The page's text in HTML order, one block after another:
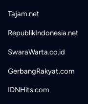
Tajam.net
RepublikIndonesia.net
SwaraWarta.co.id
GerbangRakyat.com
IDNHits.com